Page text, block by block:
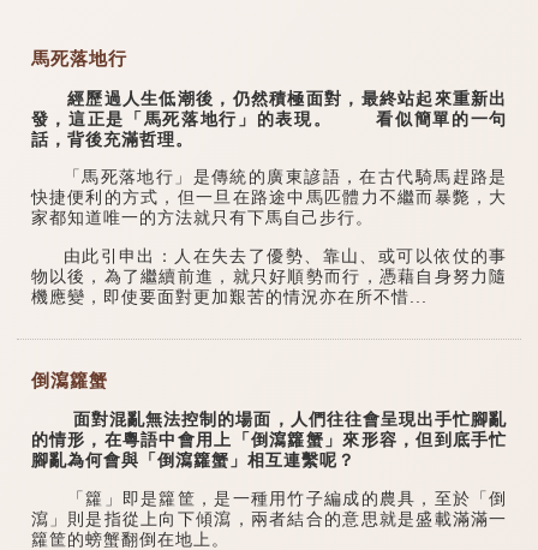
馬死落地行
經歷過人生低潮後，仍然積極面對，最終站起來重新出
發，這正是「馬死落地行」的表現。 看似簡單的一句
話，背後充滿哲理。
「馬死落地行」是傳統的廣東諺語，在古代騎馬趕路是
快捷便利的方式，但一旦在路途中馬匹體力不繼而暴斃，大
家都知道唯一的方法就只有下馬自己步行。
由此引申出：人在失去了優勢、靠山、或可以依仗的事
物以後，為了繼續前進，就只好順勢而行，憑藉自身努力隨
機應變，即使要面對更加艱苦的情況亦在所不惜...
倒瀉籮蟹
面對混亂無法控制的場面，人們往往會呈現出手忙腳亂
的情形，在粵語中會用上「倒瀉籮蟹」來形容，但到底手忙
腳亂為何會與「倒瀉籮蟹」相互連繫呢？
「籮」即是籮筐，是一種用竹子編成的農具，至於「倒
瀉」則是指從上向下傾瀉，兩者結合的意思就是盛載滿滿一
籮筐的螃蟹翻倒在地上。